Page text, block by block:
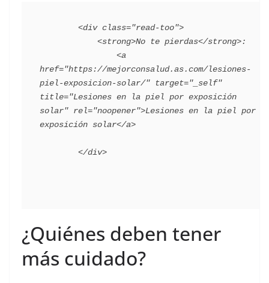
href="https://mejorconsalud.as.com/lesiones-
piel-exposicion-solar/" target="_self"
title="Lesiones en la piel por exposición
solar" rel="noopener">Lesiones en la piel por
exposición solar</a>
¿Quiénes deben tener
más cuidado?